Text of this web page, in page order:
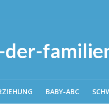
BABY-ABC